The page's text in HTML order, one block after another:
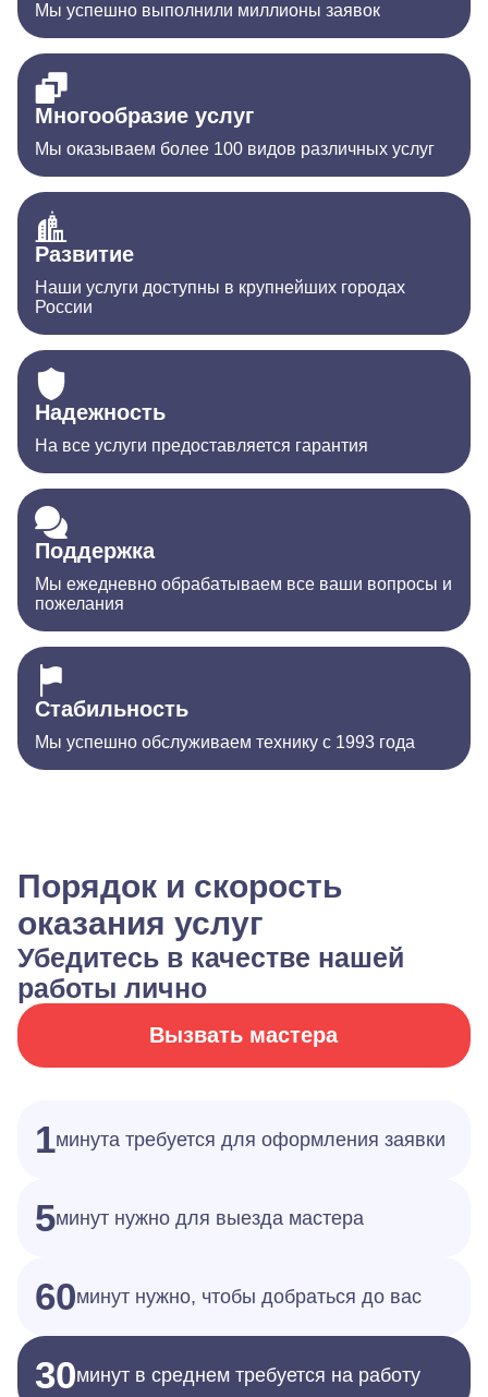
Мы успешно выполнили миллионы заявок
Многообразие услуг
Мы оказываем более 100 видов различных услуг
Развитие
Наши услуги доступны в крупнейших городах
России
Надежность
На все услуги предоставляется гарантия
Поддержка
Мы ежедневно обрабатываем все ваши вопросы и
пожелания
Стабильность
Мы успешно обслуживаем технику с 1993 года
Порядок и скорость
оказания услуг
Убедитесь в качестве нашей
работы лично
Вызвать мастера
1минута требуется для оформления заявки
5минут нужно для выезда мастера
60минут нужно, чтобы добраться до вас
30минут в среднем требуется на работу